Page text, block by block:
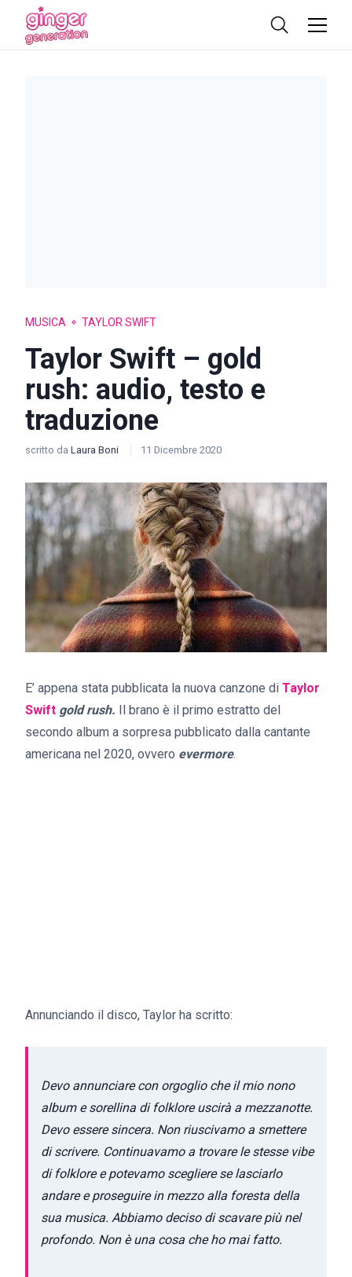
MUSICA TAYLOR SWIFT
Taylor Swift – ​gold
rush: audio, testo e
traduzione
scritto da Laura Boni 11 Dicembre 2020
E’ appena stata pubblicata la nuova canzone di Taylor
Swift gold rush. Il brano è il primo estratto del
secondo album a sorpresa pubblicato dalla cantante
americana nel 2020, ovvero evermore.
Annunciando il disco, Taylor ha scritto:
Devo annunciare con orgoglio che il mio nono
album e sorellina di folklore uscirà a mezzanotte.
Devo essere sincera. Non riuscivamo a smettere
di scrivere. Continuavamo a trovare le stesse vibe
di folklore e potevamo scegliere se lasciarlo
andare e proseguire in mezzo alla foresta della
sua musica. Abbiamo deciso di scavare più nel
profondo. Non è una cosa che ho mai fatto.